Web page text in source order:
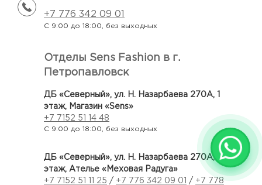
+7 776 342 09 01
С 9:00 до 18:00, без выходных
Отделы Sens Fashion в г.
Петропавловск
ДБ «Северный», ул. Н. Назарбаева 270А, 1
этаж, Магазин «Sens»
+7 7152 51 14 48
С 9:00 до 18:00, без выходных
ДБ «Северный», ул. Н. Назарбаева 270А, 2
этаж, Ателье «Меховая Радуга»
+7 7152 51 11 25 / +7 776 342 09 01 / +7 778